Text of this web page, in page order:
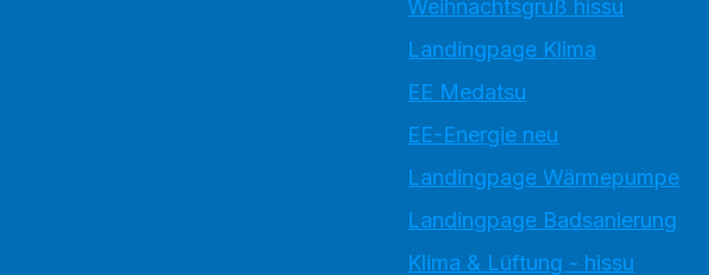
Weihnachtsgruß hissu
Landingpage Klima
EE Medatsu
EE-Energie neu
Landingpage Wärmepumpe
Landingpage Badsanierung
Klima & Lüftung - hissu